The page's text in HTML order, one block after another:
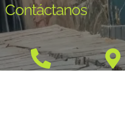
Contáctanos